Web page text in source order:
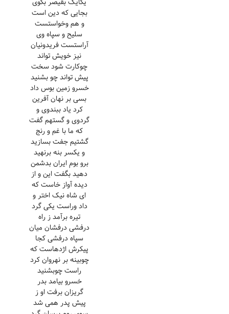
بجایی که دین است
و هم وخواستست
سلیح و سپاه وی
آراستست فریدونیان
نیز خویش تواند
چوکارت شود سخت
پیش تواند چو بشنید
خسرو زمین بوس داد
بسی بر نهان آفرین
کرد یاد ببندوی و
گردوی و گستهم گفت
که ما با غم و رنج
گشتیم جفت بسازید
و یکسر بنه برنهید
برو بوم ایران بدشمن
دهید بگفت این و از
دیده آواز خاست که
ای شاه نیک اختر و
داد وراست یکی گرد
تیره برآمد ز راه
درفشی درفشان میان
سپاه درفشی کجا
پیکرش اژدهاست که
چوبینه بر نهروان کرد
راست چوبشنید
خسرو بیامد بدر
گریزان برفت او ز
پیش پدر همی شد